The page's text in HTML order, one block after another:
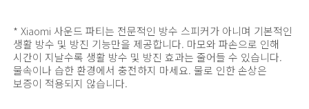
* Xiaomi 사운드 파티는 전문적인 방수 스피커가 아니며 기본적인
생활 방수 및 방진 기능만을 제공합니다. 마모와 파손으로 인해
시간이 지날수록 생활 방수 및 방진 효과는 줄어들 수 있습니다.
물속이나 습한 환경에서 충전하지 마세요. 물로 인한 손상은
보증이 적용되지 않습니다.